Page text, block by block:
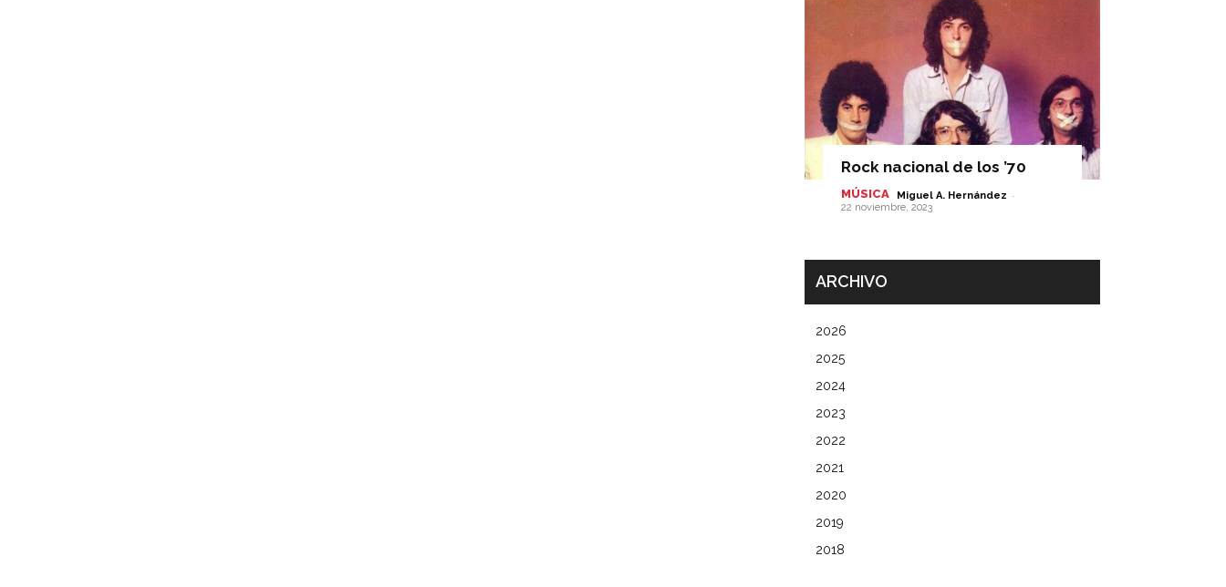
Rock nacional de los ’70
MÚSICA Miguel A. Hernández -
22 noviembre, 2023
ARCHIVO
2026
2025
2024
2023
2022
2021
2020
2019
2018